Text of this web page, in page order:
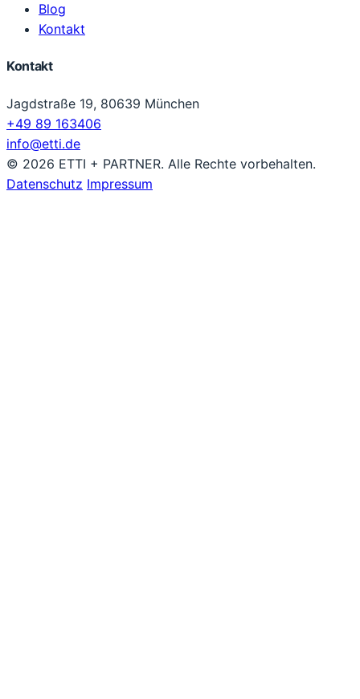
Blog
Kontakt
Kontakt
Jagdstraße 19, 80639 München
+49 89 163406
info@etti.de
© 2026 ETTI + PARTNER. Alle Rechte vorbehalten.
Datenschutz Impressum